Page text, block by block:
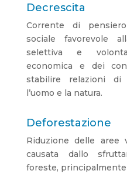
Decrescita
Corrente di
sociale favorevole
selettiva e
economica e dei
stabilire relazioni di
l’uomo e la natura.
Deforestazione
Riduzione delle aree
causata dallo
foreste,